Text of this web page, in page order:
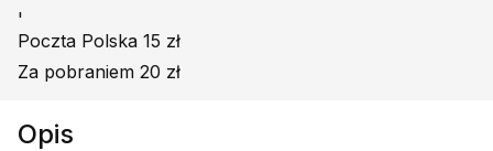
'
Poczta Polska 15 zł
Za pobraniem 20 zł
Opis